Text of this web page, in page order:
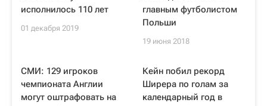
исполнилось 110 лет
01 декабря 2019
главным футболистом
Польши
19 июня 2018
СМИ: 129 игроков
чемпионата Англии
могут оштрафовать на
Кейн побил рекорд
Ширера по голам за
календарный год в